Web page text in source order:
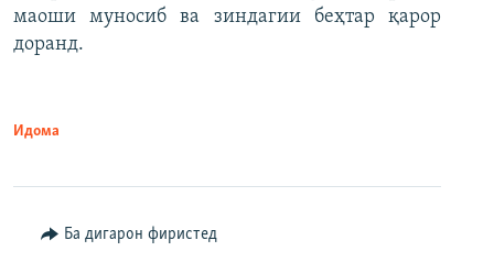
маоши муносиб ва зиндагии беҳтар қарор
доранд.
Идома
Ба дигарон фиристед